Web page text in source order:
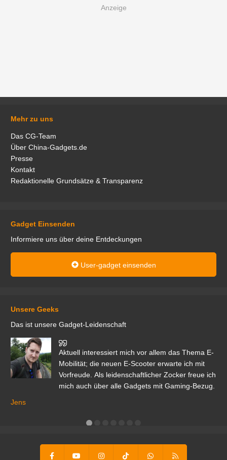
Mehr zu uns
Das CG-Team
Über China-Gadgets.de
Presse
Kontakt
Redaktionelle Grundsätze & Transparenz
Gadget Einsenden
Informiere uns über deine Entdeckungen
User-gadget einsenden
Unsere Geeks
Das ist unsere Gadget-Leidenschaft
Aktuell interessiert mich vor allem das Thema E-
Mobilität; die neuen E-Scooter erwarte ich mit
Vorfreude. Als leidenschaftlicher Zocker freue ich
mich auch über alle Gadgets mit Gaming-Bezug.
Jens